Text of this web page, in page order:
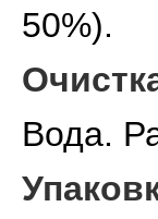
50%).
Вода.